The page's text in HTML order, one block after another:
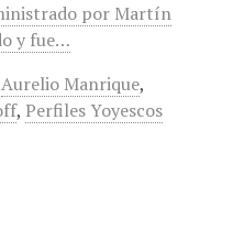
por Martín
y fue…
Aurelio Manrique,
, Perfiles Yoyescos